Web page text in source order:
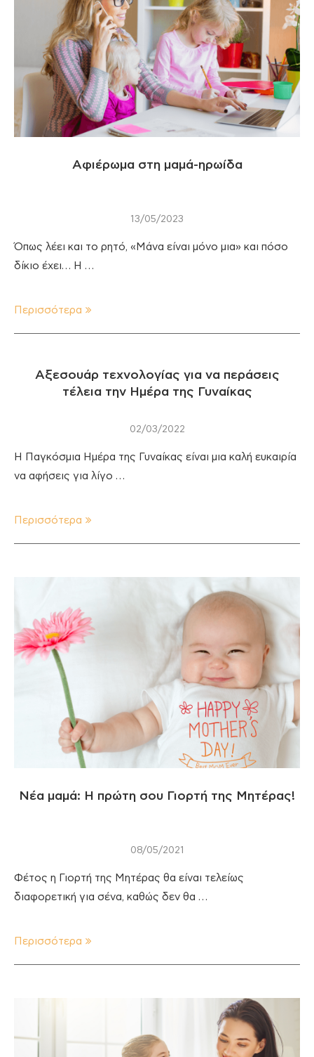
Αφιέρωμα στη μαμά-ηρωίδα
13/05/2023
Όπως λέει και το ρητό, «Μάνα είναι μόνο μια» και πόσο
δίκιο έχει… Η …
Περισσότερα
Αξεσουάρ τεχνολογίας για να περάσεις
τέλεια την Ημέρα της Γυναίκας
02/03/2022
Η Παγκόσμια Ημέρα της Γυναίκας είναι μια καλή ευκαιρία
να αφήσεις για λίγο …
Περισσότερα
Νέα μαμά: Η πρώτη σου Γιορτή της Μητέρας!
08/05/2021
Φέτος η Γιορτή της Μητέρας θα είναι τελείως
διαφορετική για σένα, καθώς δεν θα …
Περισσότερα